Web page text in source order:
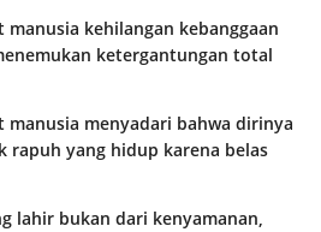
manusia kehilangan kebanggaan
ketergantungan total
manusia menyadari bahwa dirinya
rapuh yang hidup karena belas
lahir bukan dari kenyamanan,